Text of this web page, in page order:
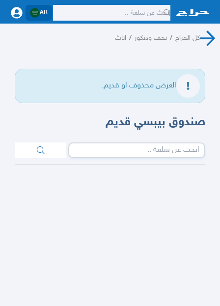
AR
كل الحراج / تحف وديكور / اثاث
العرض محذوف او قديم.
صندوق بيبسي قديم